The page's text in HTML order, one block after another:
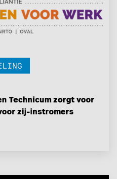
Technicum zorgt voor
zij-instromers